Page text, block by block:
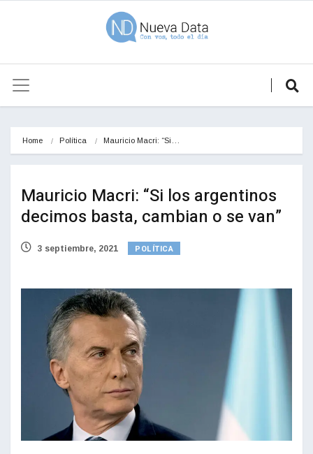
Home Política Mauricio Macri: “Si…
Mauricio Macri: “Si los argentinos
decimos basta, cambian o se van”
3 septiembre, 2021 POLÍTICA